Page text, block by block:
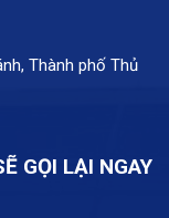
Thành phố Thủ
GỌI LẠI NGAY